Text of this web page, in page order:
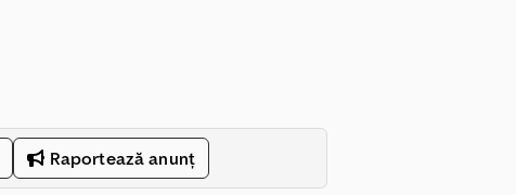
Raportează anunț